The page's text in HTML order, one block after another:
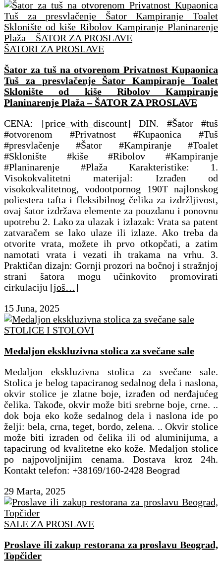
ŠATORI ZA PROSLAVE
Šator za tuš na otvorenom Privatnost Kupaonica
Tuš za presvlačenje Šator Kampiranje Toalet
Sklonište od kiše Ribolov Kampiranje
Planinarenje Plaža – ŠATOR ZA PROSLAVE
CENA: [price_with_discount] DIN. #Šator #tuš
#otvorenom #Privatnost #Kupaonica #Tuš
#presvlačenje #Šator #Kampiranje #Toalet
#Sklonište #kiše #Ribolov #Kampiranje
#Planinarenje #Plaža Karakteristike: 1.
Visokokvalitetni materijal: Izrađen od
visokokvalitetnog, vodootpornog 190T najlonskog
poliestera tafta i fleksibilnog čelika za izdržljivost,
ovaj šator izdržava elemente za pouzdanu i ponovnu
upotrebu 2. Lako za ulazak i izlazak: Vrata sa patent
zatvaračem se lako ulaze ili izlaze. Ako treba da
otvorite vrata, možete ih prvo otkopčati, a zatim
namotati vrata i vezati ih trakama na vrhu. 3.
Praktičan dizajn: Gornji prozori na bočnoj i stražnjoj
strani šatora mogu učinkovito promovirati
cirkulaciju [još…]
15 Juna, 2025
STOLICE I STOLOVI
Medaljon ekskluzivna stolica za svečane sale
Medaljon ekskluzivna stolica za svečane sale.
Stolica je belog tapaciranog sedalnog dela i naslona,
okvir stolice je zlatne boje, izrađen od nerđajućeg
čelika. Takođe, okvir može biti srebrne boje, crne. ..
dok boja eko kože sedalnog dela i naslona ide po
želji: bela, crna, teget, bordo, zelena. .. Okvir stolice
može biti izrađen od čelika ili od aluminijuma, a
tapacirung od kvalitetne eko kože. Medaljon stolice
po najpovoljnijim cenama. Dostava kroz 24h.
Kontakt telefon: +38169/160-2428 Beograd
29 Marta, 2025
SALE ZA PROSLAVE
Proslave ili zakup restorana za proslavu Beograd,
Topčider